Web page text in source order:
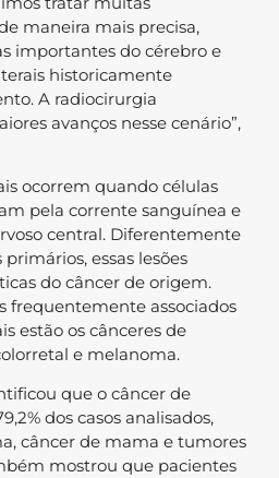
maneira mais precisa,
importantes do cérebro e
historicamente
A radiocirurgia
avanços nesse cenário”,
ocorrem quando células
pela corrente sanguínea e
central. Diferentemente
essas lesões
do câncer de origem.
frequentemente associados
estão os cânceres de
e melanoma.
que o câncer de
dos casos analisados,
câncer de mama e tumores
mostrou que pacientes